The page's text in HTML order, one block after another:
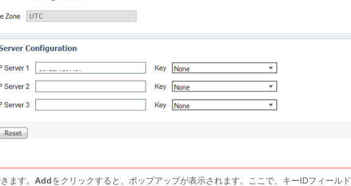
ます。 Addをクリックすると、ポップアップが表示されます。ここで、キーIDフィール